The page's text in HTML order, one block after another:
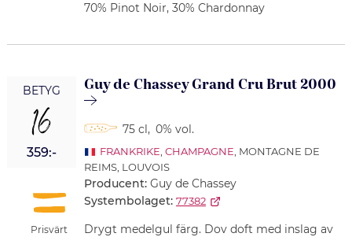
70% Pinot Noir, 30% Chardonnay
BETYG
16
359:-
Prisvärt
Guy de Chassey Grand Cru Brut 2000
75 cl, 0% vol.
FRANKRIKE CHAMPAGNE , MONTAGNE DE
REIMS, LOUVOIS
Producent: Guy de Chassey
Systembolaget: 77382
Drygt medelgul färg. Dov doft med inslag av